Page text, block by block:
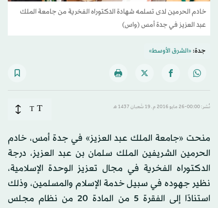
خادم الحرمين لدى تسلمه شهادة الدكتوراه الفخرية من جامعة الملك
عبد العزيز في جدة أمس (واس)
جدة:«الشرق الأوسط»
نُشر: 00:00-26 مايو 2016 م ـ 19 شَعبان 1437 هـ T
T
منحت «جامعة الملك عبد العزيز» في جدة أمس، خادم
الحرمين الشريفين الملك سلمان بن عبد العزيز، درجة
الدكتوراه الفخرية في مجال تعزيز الوحدة الإسلامية،
نظير جهوده في سبيل خدمة الإسلام والمسلمين، وذلك
استنادًا إلى الفقرة 5 من المادة 20 من نظام مجلس